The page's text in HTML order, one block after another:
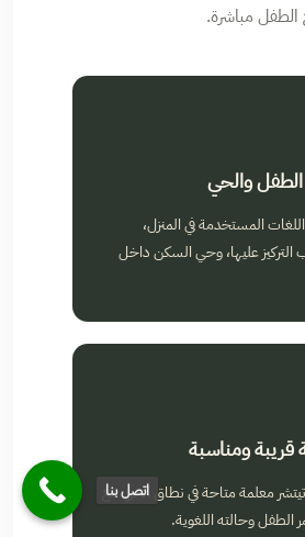
مباشرة.
الطفل والحي
المستخدمة في المنزل،
التركيز عليها، وحي السكن داخل
ومناسبة
معلمة متاحة في نطاق الحي مع
الطفل وحالته اللغوية.
اتصل بنا